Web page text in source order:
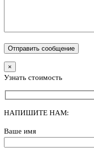
×
Узнать стоимость
НАПИШИТЕ НАМ:
Ваше имя